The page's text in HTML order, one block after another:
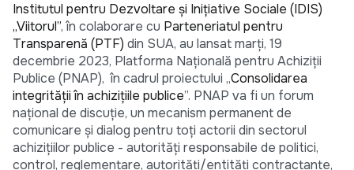
Institutul pentru Dezvoltare și Inițiative Sociale (IDIS)
„Viitorul”, în colaborare cu Parteneriatul pentru
Transparență (PTF) din SUA, au lansat marți, 19
decembrie 2023, Platforma Națională pentru Achiziții
Publice (PNAP), în cadrul proiectului „Consolidarea
integrității în achizițiile publice”. PNAP va fi un forum
național de discuție, un mecanism permanent de
comunicare și dialog pentru toți actorii din sectorul
achizițiilor publice - autorități responsabile de politici,
control, reglementare, autorități/entități contractante,